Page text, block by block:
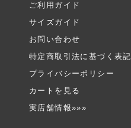
ご利用ガイド
サイズガイド
お問い合わせ
特定商取引法に基づく表記
プライバシーポリシー
カートを見る
実店舗情報»»»